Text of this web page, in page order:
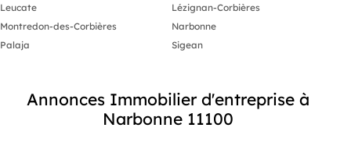
Leucate
Lézignan-Corbières
Montredon-des-Corbières
Narbonne
Palaja
Sigean
Annonces Immobilier d'entreprise à
Narbonne 11100